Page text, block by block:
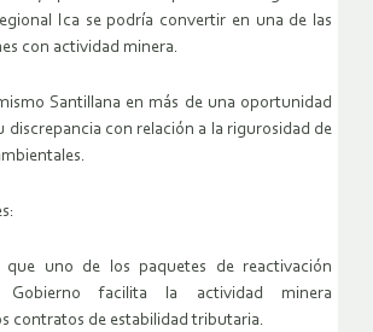
Ica se podría convertir en una de las
con actividad minera.
Santillana en más de una oportunidad
discrepancia con relación a la rigurosidad de
que uno de los paquetes de reactivación
Gobierno facilita la actividad minera
contratos de estabilidad tributaria.